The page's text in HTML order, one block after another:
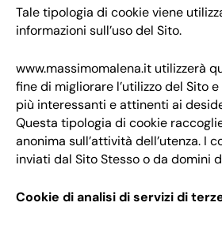
Tale tipologia di cookie viene
informazioni sull’uso del Sito.
www.massimomalena.it utilizzerà
fine di migliorare l’utilizzo del Sito
più interessanti e attinenti ai
Questa tipologia di cookie
anonima sull’attività dell’utenza. I
inviati dal Sito Stesso o da domini
Cookie di analisi di servizi di